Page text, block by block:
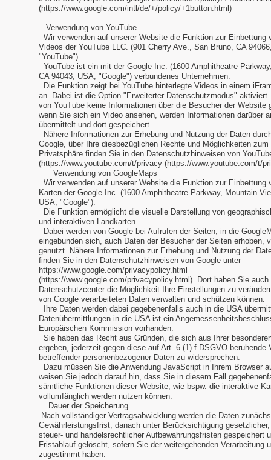
(https://www.google.com/intl/de/+/policy/+1button.html)
Verwendung von YouTube
Wir verwenden auf unserer Website die Funktion zur Einbettung
Videos der YouTube LLC. (901 Cherry Ave., San Bruno, CA
"YouTube").
YouTube ist ein mit der Google Inc. (1600 Amphitheatre
CA 94043, USA; "Google") verbundenes Unternehmen.
Die Funktion zeigt bei YouTube hinterlegte Videos in einem
an. Dabei ist die Option "Erweiterter Datenschutzmodus"
von YouTube keine Informationen über die Besucher der Website
wenn Sie sich ein Video ansehen, werden Informationen darüber
übermittelt und dort gespeichert.
Nähere Informationen zur Erhebung und Nutzung der Daten
Google, über Ihre diesbezüglichen Rechte und Möglichkeiten
Privatsphäre finden Sie in den Datenschutzhinweisen von
(https://www.youtube.com/t/privacy (https://www.youtube.com/t/
Verwendung von GoogleMaps
Wir verwenden auf unserer Website die Funktion zur Einbettung
Karten der Google Inc. (1600 Amphitheatre Parkway, Mountain
USA; "Google").
Die Funktion ermöglicht die visuelle Darstellung von
und interaktiven Landkarten.
Dabei werden von Google bei Aufrufen der Seiten, in die
eingebunden sich, auch Daten der Besucher der Seiten erhoben,
genutzt. Nähere Informationen zur Erhebung und Nutzung der
finden Sie in den Datenschutzhinweisen von Google unter
https://www.google.com/privacypolicy.html
(https://www.google.com/privacypolicy.html). Dort haben Sie auch
Datenschutzcenter die Möglichkeit Ihre Einstellungen zu
von Google verarbeiteten Daten verwalten und schützen können.
Ihre Daten werden dabei gegebenenfalls auch in die USA
Datenübermittlungen in die USA ist ein
Europäischen Kommission vorhanden.
Sie haben das Recht aus Gründen, die sich aus Ihrer
ergeben, jederzeit gegen diese auf Art. 6 (1) f DSGVO beruhende
betreffender personenbezogener Daten zu widersprechen.
Dazu müssen Sie die Anwendung JavaScript in Ihrem Browser
weisen Sie jedoch darauf hin, dass Sie in diesem Fall
sämtliche Funktionen dieser Website, wie bspw. die interaktive
vollumfänglich werden nutzen können.
Dauer der Speicherung
Nach vollständiger Vertragsabwicklung werden die Daten
Gewährleistungsfrist, danach unter Berücksichtigung
steuer- und handelsrechtlicher Aufbewahrungsfristen gespeichert
Fristablauf gelöscht, sofern Sie der weitergehenden Verarbeitung
zugestimmt haben.